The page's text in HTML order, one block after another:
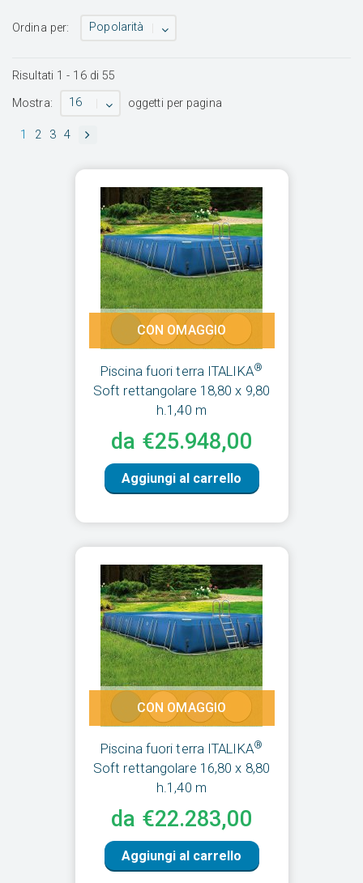
Ordina per: Popolarità
Risultati 1 - 16di55
Mostra:
16 oggetti per pagina
1 2 3 4
Piscina fuori terra ITALIKA®
Soft rettangolare 18,80 x 9,80
h.1,40 m
da €25.948,00
Aggiungi al carrello
CON OMAGGIO
Piscina fuori terra ITALIKA®
Soft rettangolare 16,80 x 8,80
h.1,40 m
da €22.283,00
Aggiungi al carrello
CON OMAGGIO